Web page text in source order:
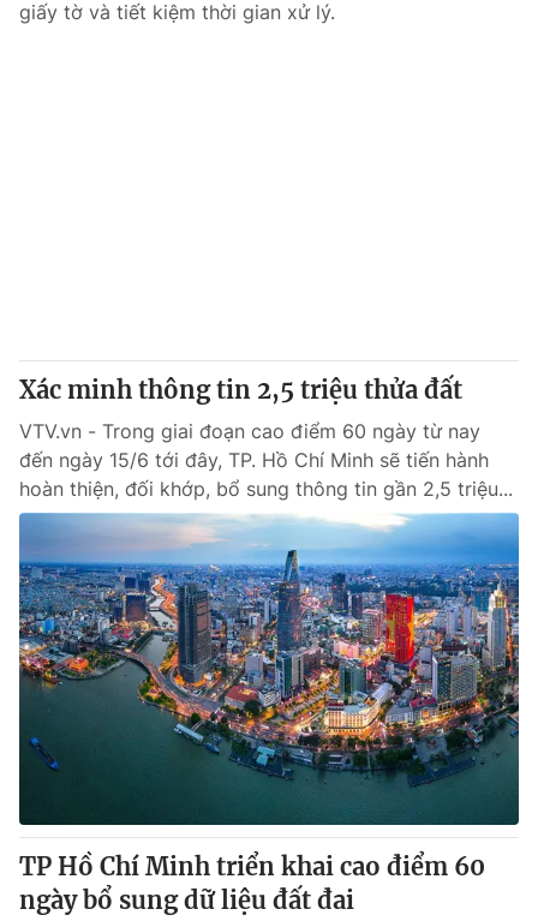
giấy tờ và tiết kiệm thời gian xử lý.
Xác minh thông tin 2,5 triệu thửa đất
VTV.vn - Trong giai đoạn cao điểm 60 ngày từ nay
đến ngày 15/6 tới đây, TP. Hồ Chí Minh sẽ tiến hành
hoàn thiện, đối khớp, bổ sung thông tin gần 2,5 triệu...
TP Hồ Chí Minh triển khai cao điểm 60
ngày bổ sung dữ liệu đất đai